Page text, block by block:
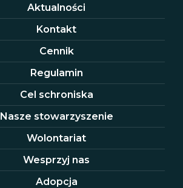
Aktualności
Kontakt
Cennik
Regulamin
Cel schroniska
Nasze stowarzyszenie
Wolontariat
Wesprzyj nas
Adopcja